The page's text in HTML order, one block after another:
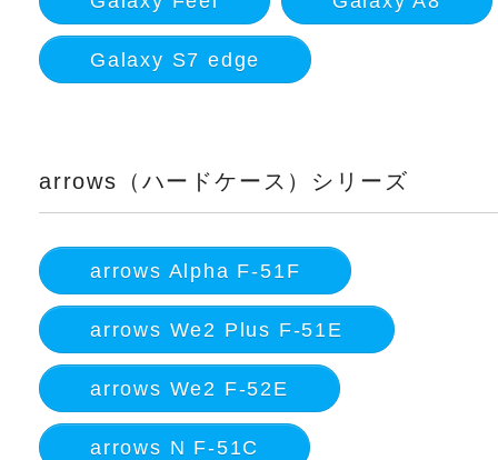
Galaxy S7 edge
arrows（ハードケース）シリーズ
arrows Alpha F-51F
arrows We2 Plus F-51E
arrows We2 F-52E
arrows N F-51C